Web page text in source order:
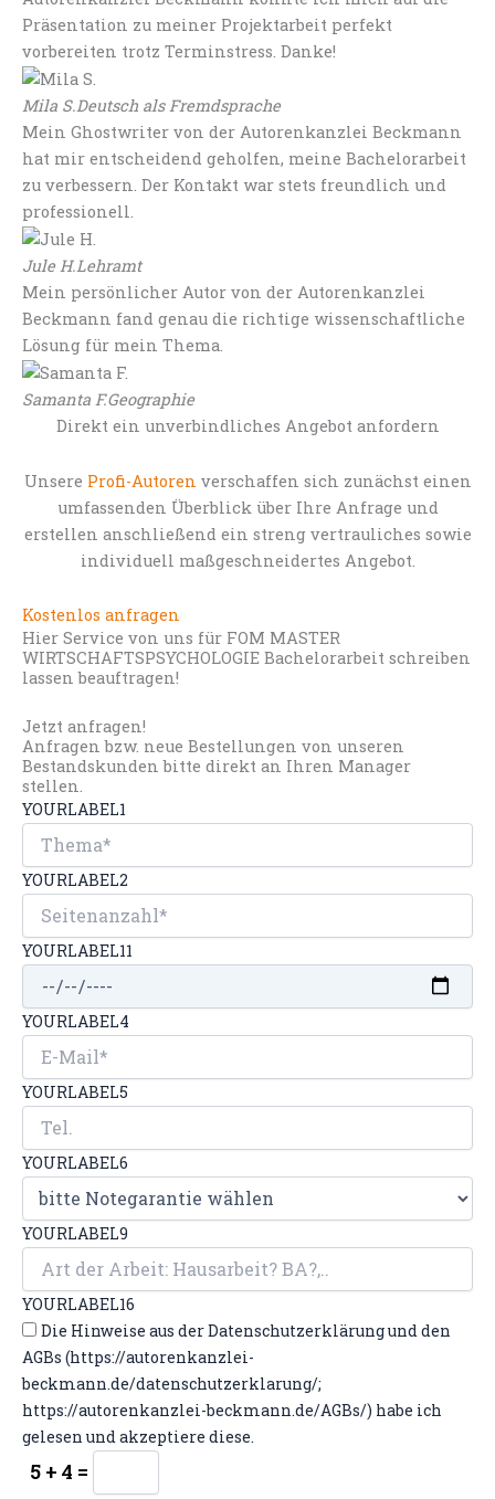
Präsentation zu meiner Projektarbeit perfekt
vorbereiten trotz Terminstress. Danke!
Mila S.Deutsch als Fremdsprache
Mein Ghostwriter von der Autorenkanzlei Beckmann
hat mir entscheidend geholfen, meine Bachelorarbeit
zu verbessern. Der Kontakt war stets freundlich und
professionell.
Jule H.Lehramt
Mein persönlicher Autor von der Autorenkanzlei
Beckmann fand genau die richtige wissenschaftliche
Lösung für mein Thema.
Samanta F.Geographie
Direkt ein unverbindliches Angebot anfordern
Unsere Profi-Autoren verschaffen sich zunächst einen
umfassenden Überblick über Ihre Anfrage und
erstellen anschließend ein streng vertrauliches sowie
individuell maßgeschneidertes Angebot.
Kostenlos anfragen
Hier Service von uns für FOM MASTER
WIRTSCHAFTSPSYCHOLOGIE Bachelorarbeit schreiben
lassen beauftragen!
Jetzt anfragen!
Anfragen bzw. neue Bestellungen von unseren
Bestandskunden bitte direkt an Ihren Manager
stellen.
YOURLABEL1
YOURLABEL2
YOURLABEL11
YOURLABEL4
YOURLABEL5
YOURLABEL6
YOURLABEL9
YOURLABEL16
Die Hinweise aus der Datenschutzerklärung und den
AGBs (https://autorenkanzlei-
beckmann.de/datenschutzerklarung/;
https://autorenkanzlei-beckmann.de/AGBs/) habe ich
gelesen und akzeptiere diese.
5 + 4 =